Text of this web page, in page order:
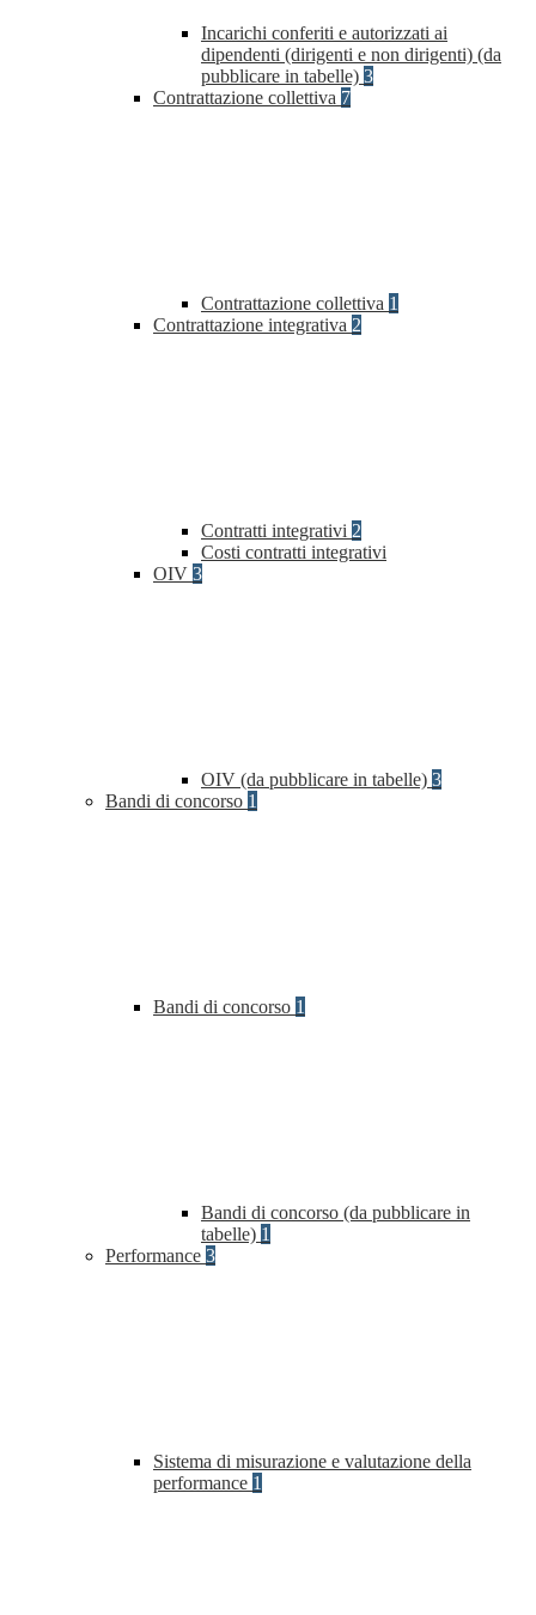
Incarichi conferiti e autorizzati ai
dipendenti (dirigenti e non dirigenti) (da
pubblicare in tabelle) 3
Contrattazione collettiva 7
Contrattazione collettiva 1
Contrattazione integrativa 2
Contratti integrativi 2
Costi contratti integrativi
OIV 3
OIV (da pubblicare in tabelle) 3
Bandi di concorso 1
Bandi di concorso 1
Bandi di concorso (da pubblicare in
tabelle) 1
Performance 3
Sistema di misurazione e valutazione della
performance 1